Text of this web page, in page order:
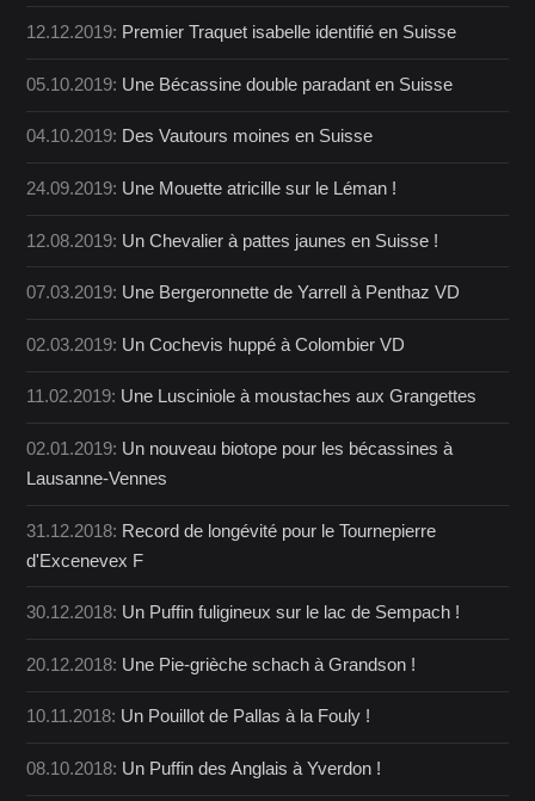
12.12.2019: Premier Traquet isabelle identifié en Suisse
05.10.2019: Une Bécassine double paradant en Suisse
04.10.2019: Des Vautours moines en Suisse
24.09.2019: Une Mouette atricille sur le Léman !
12.08.2019: Un Chevalier à pattes jaunes en Suisse !
07.03.2019: Une Bergeronnette de Yarrell à Penthaz VD
02.03.2019: Un Cochevis huppé à Colombier VD
11.02.2019: Une Lusciniole à moustaches aux Grangettes
02.01.2019: Un nouveau biotope pour les bécassines à
Lausanne-Vennes
31.12.2018: Record de longévité pour le Tournepierre
d'Excenevex F
30.12.2018: Un Puffin fuligineux sur le lac de Sempach !
20.12.2018: Une Pie-grièche schach à Grandson !
10.11.2018: Un Pouillot de Pallas à la Fouly !
08.10.2018: Un Puffin des Anglais à Yverdon !